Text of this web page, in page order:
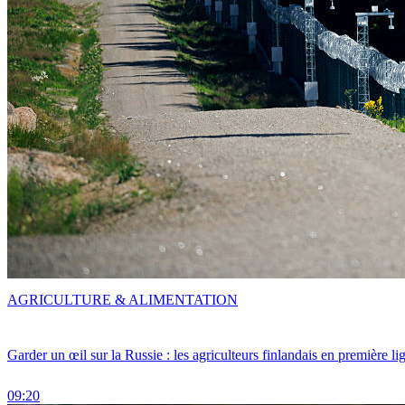
Garder un œil sur la Russie : les agriculteurs finlandais en première
09:20
AGRICULTURE & ALIMENTATION